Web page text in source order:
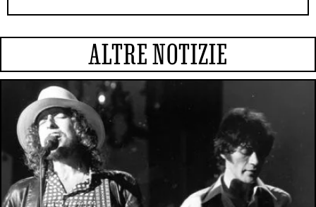
ALTRE NOTIZIE